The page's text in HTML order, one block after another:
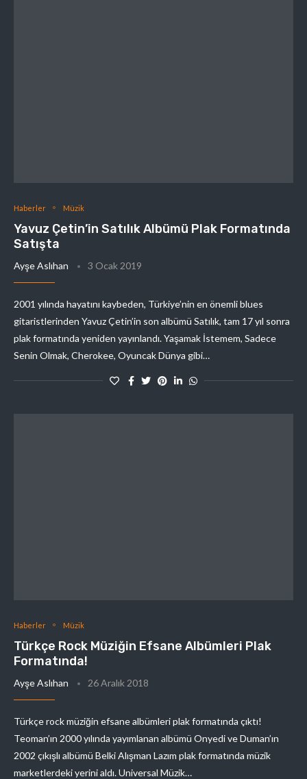
Haberler Müzik
Yavuz Çetin’in Satılık Albümü Plak Formatında
Satışta
Ayşe Aslıhan 3 Ocak 2019
2001 yılında hayatını kaybeden, Türkiye’nin en önemli blues
gitaristlerinden Yavuz Çetin’in son albümü Satılık, tam 17 yıl sonra
plak formatında yeniden yayınlandı. Yaşamak İstemem, Sadece
Senin Olmak, Cherokee, Oyuncak Dünya gibi…
Haberler Müzik
Türkçe Rock Müziğin Efsane Albümleri Plak
Formatında!
Ayşe Aslıhan 26 Aralık 2018
Türkçe rock müziğin efsane albümleri plak formatında çıktı!
Teoman’ın 2000 yılında yayımlanan albümü Onyedi ve Duman’ın
2002 çıkışlı albümü Belki Alışman Lazım plak formatında müzik
marketlerdeki yerini aldı. Universal Müzik…